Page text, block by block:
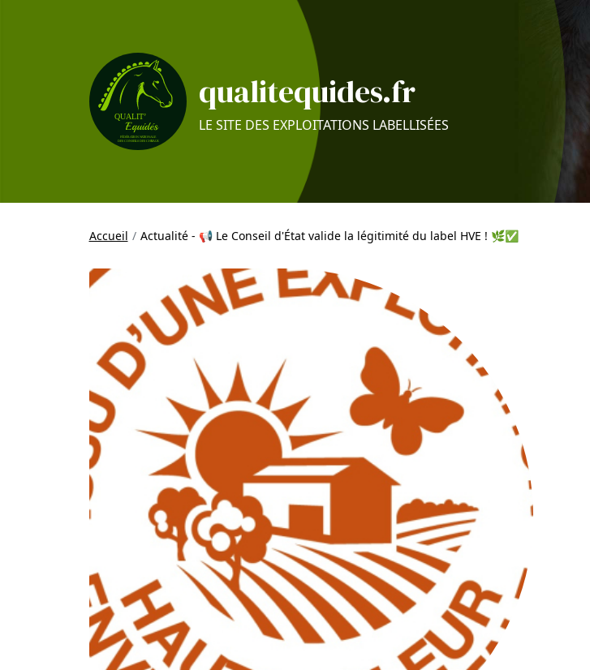
qualitequides.fr
LE SITE DES EXPLOITATIONS LABELLISÉES
Accueil Actualité - 📢 Le Conseil d'État valide la légitimité du label HVE ! 🌿✅